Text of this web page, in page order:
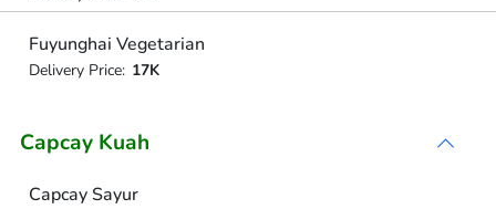
Fuyunghai Vegetarian
Delivery Price: 17K
Capcay Kuah
Capcay Sayur